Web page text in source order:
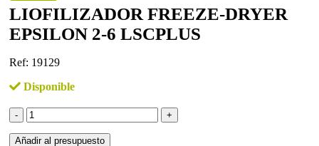
LIOFILIZADOR FREEZE-DRYER
EPSILON 2-6 LSCPLUS
Ref: 19129
Disponible
LIOFILIZADOR
FREEZE-
DRYER
Añadir al presupuesto